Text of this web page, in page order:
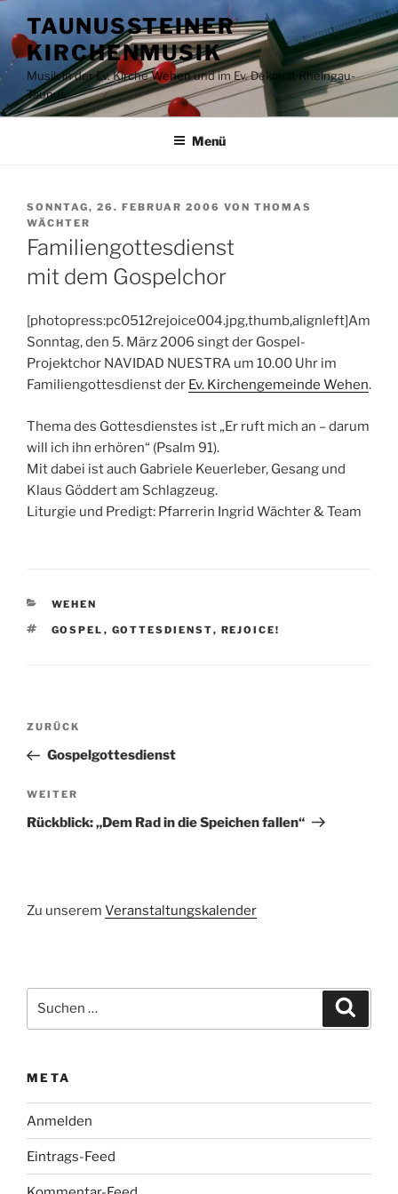
Inhalt
springen
TAUNUSSTEINER
KIRCHENMUSIK
Musik in der Ev. Kirche Wehen und im Ev. Dekanat Rheingau-
Taunus
Menü
VERÖFFENTLICHT
AM
SONNTAG, 26. FEBRUAR 2006 VON THOMAS
WÄCHTER
Familiengottesdienst
mit dem Gospelchor
[photopress:pc0512rejoice004.jpg,thumb,alignleft]Am
Sonntag, den 5. März 2006 singt der Gospel-
Projektchor NAVIDAD NUESTRA um 10.00 Uhr im
Familiengottesdienst der Ev. Kirchengemeinde Wehen.
Thema des Gottesdienstes ist „Er ruft mich an – darum
will ich ihn erhören“ (Psalm 91).
Mit dabei ist auch Gabriele Keuerleber, Gesang und
Klaus Göddert am Schlagzeug.
Liturgie und Predigt: Pfarrerin Ingrid Wächter & Team
KATEGORIEN
WEHEN
SCHLAGWÖRTER
GOSPEL , GOTTESDIENST, REJOICE!
Beitragsnavigation
Vorheriger
Beitrag
ZURÜCK
Gospelgottesdienst
Nächster
Beitrag
WEITER
Rückblick: „Dem Rad in die Speichen fallen“
Zu unserem Veranstaltungskalender
nach:
META
Anmelden
Eintrags-Feed